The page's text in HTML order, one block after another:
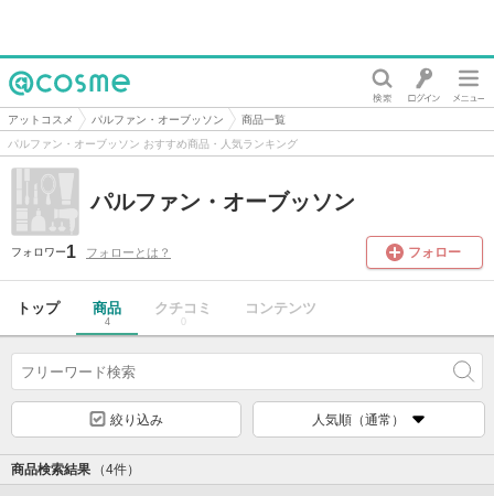
@cosme
アットコスメ パルファン・オーブッソン
商品一覧
パルファン・オーブッソン おすすめ商品・人気ランキング
パルファン・オーブッソン
フォロワー1 フォローとは？ フォロー
トップ 商品
4
クチコミ
0
コンテンツ
絞り込み 人気順（通常）
商品検索結果 （4件）